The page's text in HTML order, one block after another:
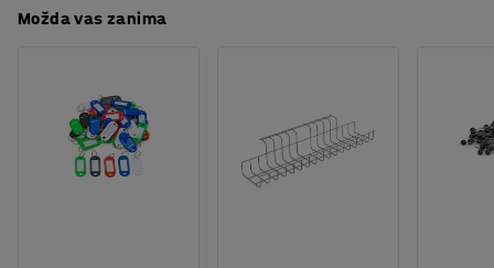
Možda vas zanima